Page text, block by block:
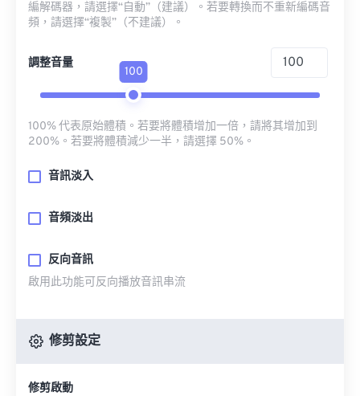
編解碼器，請選擇“自動”（建議）。若要轉換而不重新編碼音
頻，請選擇“複製”（不建議）。
調整音量
100
100% 代表原始體積。若要將體積增加一倍，請將其增加到
200%。若要將體積減少一半，請選擇 50%。
音訊淡入
音頻淡出
反向音訊
啟用此功能可反向播放音訊串流
修剪設定
修剪啟動